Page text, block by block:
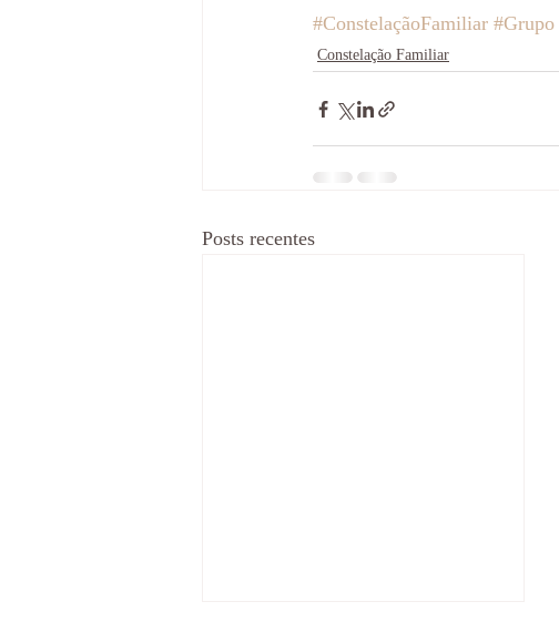
#ConstelaçãoFamiliar #Grupo
Constelação Familiar
Posts recentes